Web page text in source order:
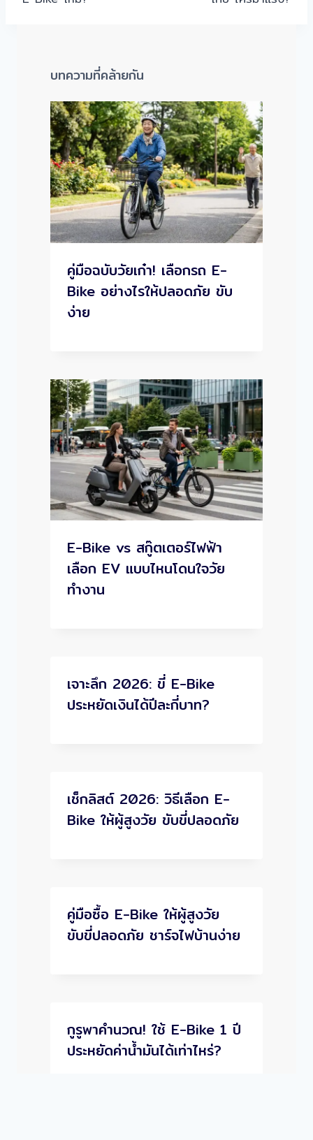
บทความที่คล้ายกัน
คู่มือฉบับวัยเก๋า! เลือกรถ E-
Bike อย่างไรให้ปลอดภัย ขับ
ง่าย
E-Bike vs สกู๊ตเตอร์ไฟฟ้า
เลือก EV แบบไหนโดนใจวัย
ทำงาน
เจาะลึก 2026: ขี่ E-Bike
ประหยัดเงินได้ปีละกี่บาท?
เช็กลิสต์ 2026: วิธีเลือก E-
Bike ให้ผู้สูงวัย ขับขี่ปลอดภัย
คู่มือซื้อ E-Bike ให้ผู้สูงวัย
ขับขี่ปลอดภัย ชาร์จไฟบ้านง่าย
กูรูพาคำนวณ! ใช้ E-Bike 1 ปี
ประหยัดค่าน้ำมันได้เท่าไหร่?